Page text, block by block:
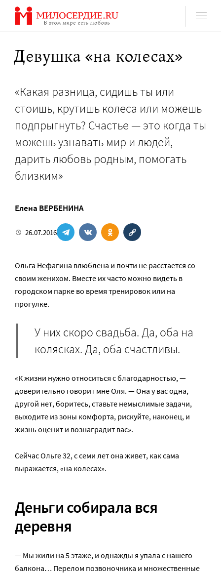
Перейти
содержанию
Девушка «на колесах»
«Какая разница, сидишь ты или
стоишь, крутишь колеса или можешь
подпрыгнуть? Счастье — это когда ты
можешь узнавать мир и людей,
дарить любовь родным, помогать
близким»
Елена ВЕРБЕНИНА
26.07.2016
Ольга Нефагина влюблена и почти не расстается со
своим женихом. Вместе их часто можно видеть в
городском парке во время тренировок или на
прогулке.
У них скоро свадьба. Да, оба на
колясках. Да, оба счастливы.
«К жизни нужно относиться с благодарностью, —
доверительно говорит мне Оля. — Она у вас одна,
другой нет, боритесь, ставьте немыслимые задачи,
выходите из зоны комфорта, рискуйте, наконец, и
жизнь оценит и вознаградит вас».
Сейчас Ольге 32, с семи лет она живет, как сама
выражается, «на колесах».
Деньги собирала вся
деревня
— Мы жили на 5 этаже, и однажды я упала с нашего
балкона… Перелом позвоночника и множественные